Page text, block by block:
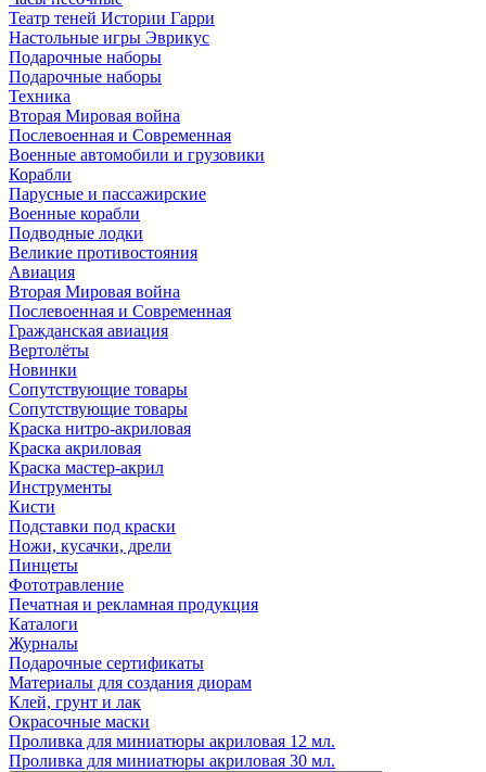
Театр теней Истории Гарри
Настольные игры Эврикус
Подарочные наборы
Подарочные наборы
Техника
Вторая Мировая война
Послевоенная и Современная
Военные автомобили и грузовики
Корабли
Парусные и пассажирские
Военные корабли
Подводные лодки
Великие противостояния
Авиация
Вторая Мировая война
Послевоенная и Современная
Гражданская авиация
Вертолёты
Новинки
Сопутствующие товары
Сопутствующие товары
Краска нитро-акриловая
Краска акриловая
Краска мастер-акрил
Инструменты
Кисти
Подставки под краски
Ножи, кусачки, дрели
Пинцеты
Фототравление
Печатная и рекламная продукция
Каталоги
Журналы
Подарочные сертификаты
Материалы для создания диорам
Клей, грунт и лак
Окрасочные маски
Проливка для миниатюры акриловая 12 мл.
Проливка для миниатюры акриловая 30 мл.